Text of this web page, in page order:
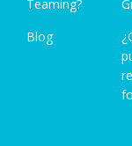
Teaming?
Blog